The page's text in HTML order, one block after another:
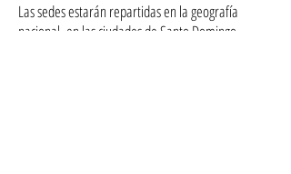
Las sedes estarán repartidas en la geografía
nacional, en las ciudades de Santo Domingo,